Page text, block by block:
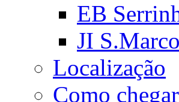
EB
JI
Localização
Como